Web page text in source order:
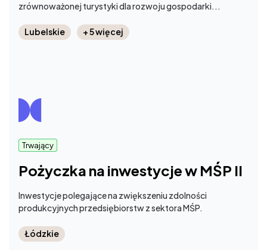
zrównoważonej turystyki dla rozwoju gospodarki...
Lubelskie + 5 więcej
Trwający
Pożyczka na inwestycje w MŚP II
Inwestycje polegające na zwiększeniu zdolności
produkcyjnych przedsiębiorstw z sektora MŚP.
Łódzkie